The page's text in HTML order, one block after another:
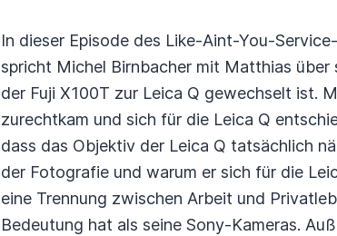
In dieser Episode des Like-Aint-You-
spricht Michel Birnbacher mit Matthias über
der Fuji X100T zur Leica Q gewechselt ist.
zurechtkam und sich für die Leica Q
dass das Objektiv der Leica Q tatsächlich
der Fotografie und warum er sich für die
eine Trennung zwischen Arbeit und
Bedeutung hat als seine Sony-Kameras.